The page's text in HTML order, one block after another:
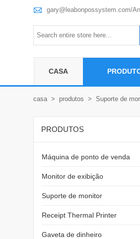
 gary@leabonpossystem.com/
CASA
casa > produtos > Suporte de
PRODUTOS
Máquina de ponto de venda
Monitor de exibição
Suporte de monitor
Receipt Thermal Printer
Gaveta de dinheiro